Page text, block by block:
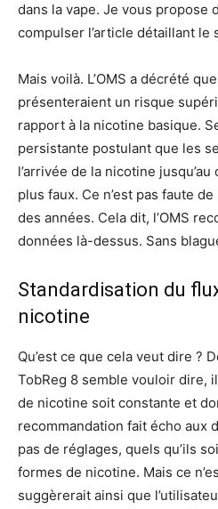
dans la vape. Je vous propose
compulser l’article détaillant le
Mais voilà. L’OMS a décrété
présenteraient un risque
rapport à la nicotine basique.
persistante postulant que les
l’arrivée de la nicotine jusqu’au
plus faux. Ce n’est pas faute
des années. Cela dit, l’OMS
données là-dessus. Sans
Standardisation du
nicotine
Qu’est ce que cela veut dire ?
TobReg 8 semble vouloir dire,
de nicotine soit constante et
recommandation fait écho aux
pas de réglages, quels qu’ils
formes de nicotine. Mais ce
suggèrerait ainsi que